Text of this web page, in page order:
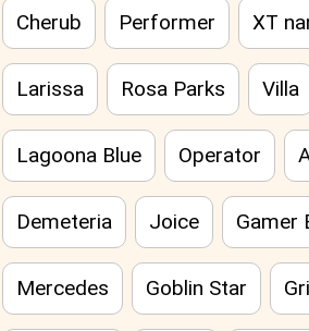
Cherub Performer XT
Larissa Rosa Parks Villa
Lagoona Blue Operator
Demeteria Joice Gamer
Mercedes Goblin Star